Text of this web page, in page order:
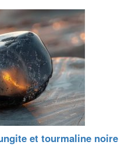
et tourmaline noire